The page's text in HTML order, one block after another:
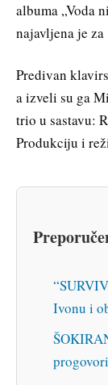
albuma „Voda
najavljena je za
Predivan
a izveli su ga
trio u sastavu:
Produkciju i
Ivonu i